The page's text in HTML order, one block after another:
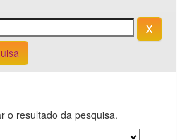
o resultado da pesquisa.